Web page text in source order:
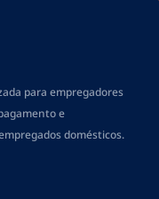
para empregadores
e
domésticos.